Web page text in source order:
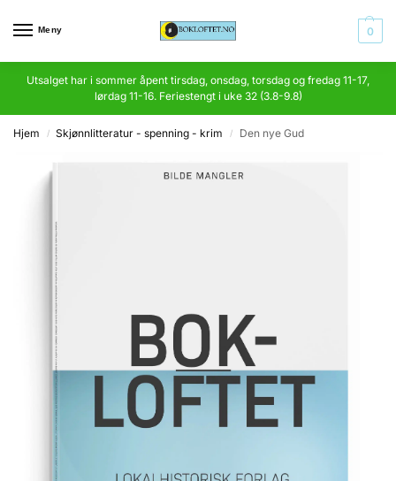
Meny 0
Utsalget har i sommer åpent tirsdag, onsdag, torsdag og fredag 11-17,
lørdag 11-16. Feriestengt i uke 32 (3.8-9.8)
Hjem / Skjønnlitteratur - spenning - krim / Den nye Gud